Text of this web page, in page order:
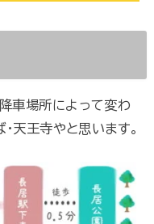
車場所によって変わ
・天王寺やと思います。